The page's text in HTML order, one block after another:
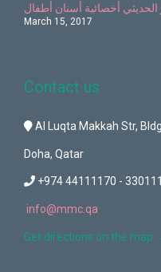
أخصائية أسنان أطفال
March 15, 2017
Contact us
Al Luqta Makkah Str,
Doha, Qatar
+974 44111170 -
info@mmc.qa
Get directions on the map